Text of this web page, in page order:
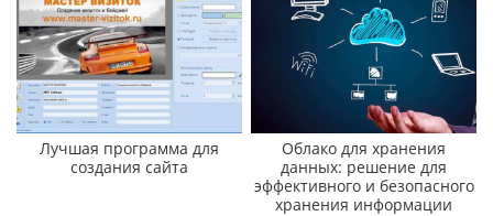
Лучшая программа для
создания сайта
Облако для хранения
данных: решение для
эффективного и безопасного
хранения информации